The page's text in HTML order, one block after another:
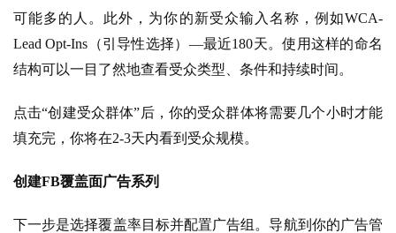
可能多的人。此外，为你的新受众输入名称，例如WCA-
Lead Opt-Ins（引导性选择）—最近180天。使用这样的命名
结构可以一目了然地查看受众类型、条件和持续时间。
点击“创建受众群体”后，你的受众群体将需要几个小时才能
填充完，你将在2-3天内看到受众规模。
创建FB覆盖面广告系列
下一步是选择覆盖率目标并配置广告组。导航到你的广告管